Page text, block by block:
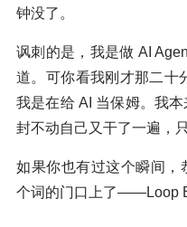
钟没了。
讽刺的是，我是做 AI
道。可你看我刚才那二
我是在给 AI 当保姆。我
封不动自己又干了一遍，
如果你也有过这个瞬间，
个词的门口上了——Loop